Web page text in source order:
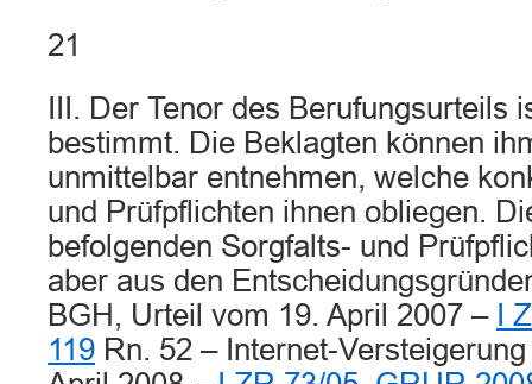
21
III. Der Tenor des Berufungsurteils
bestimmt. Die Beklagten können
unmittelbar entnehmen, welche
und Prüfpflichten ihnen obliegen.
befolgenden Sorgfalts- und
aber aus den
BGH, Urteil vom 19. April 2007 –
I
119 Rn. 52 – Internet-